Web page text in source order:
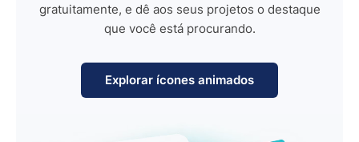
gratuitamente, e dê aos seus projetos o destaque
que você está procurando.
Explorar ícones animados